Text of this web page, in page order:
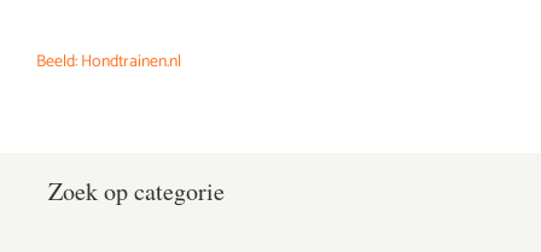
Beeld: Hondtrainen.nl
Zoek op categorie